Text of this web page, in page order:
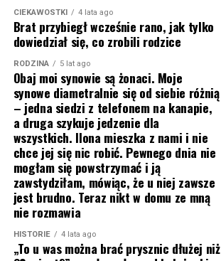
CIEKAWOSTKI 4 lata ago
Brat przybiegł wcześnie rano, jak tylko
dowiedział się, co zrobili rodzice
RODZINA 5 lat ago
Obaj moi synowie są żonaci. Moje
synowe diametralnie się od siebie różnią
– jedna siedzi z telefonem na kanapie,
a druga szykuje jedzenie dla
wszystkich. Ilona mieszka z nami i nie
chce jej się nic robić. Pewnego dnia nie
mogłam się powstrzymać i ją
zawstydziłam, mówiąc, że u niej zawsze
jest brudno. Teraz nikt w domu ze mną
nie rozmawia
HISTORIE 4 lata ago
„To u was można brać prysznic dłużej niż